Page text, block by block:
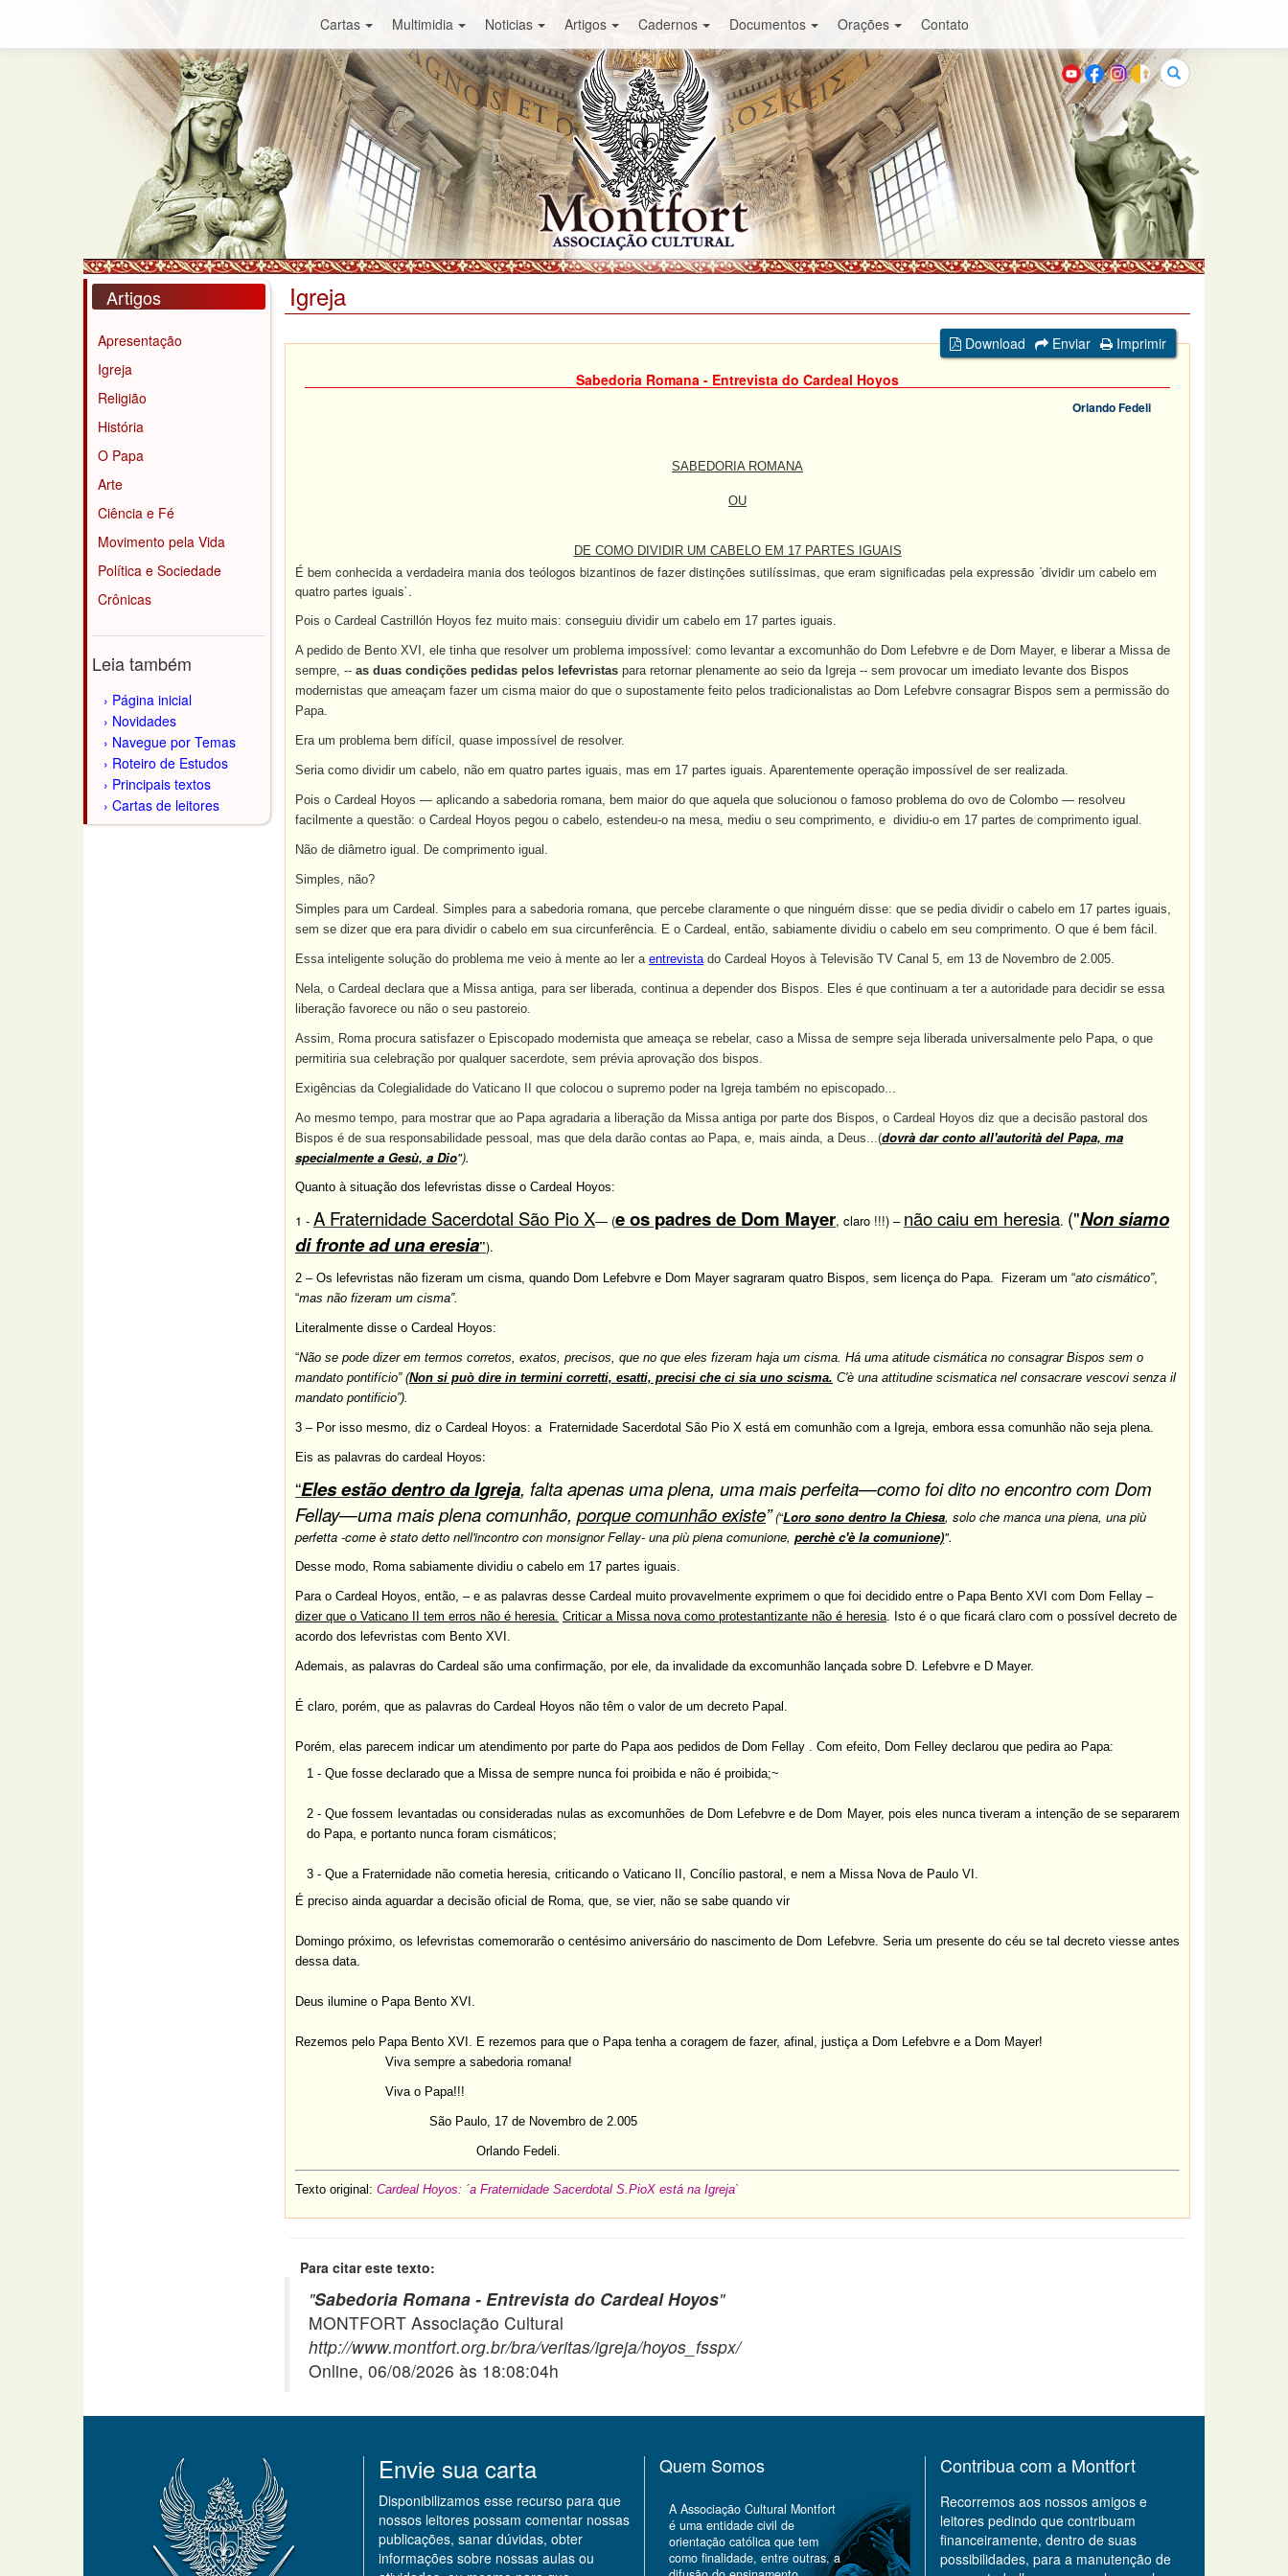
Cartas Multimidia Noticias Artigos Cadernos Documentos Orações Contato
Buscar
Artigos
Apresentação
Igreja
Religião
História
O Papa
Arte
Ciência e Fé
Movimento pela Vida
Política e Sociedade
Crônicas
Leia também
Página inicial
Novidades
Navegue por Temas
Roteiro de Estudos
Principais textos
Cartas de leitores
Igreja
Download Enviar
Imprimir
Sabedoria Romana - Entrevista do Cardeal Hoyos
Orlando Fedeli
SABEDORIA ROMANA
OU
DE COMO DIVIDIR UM CABELO EM 17 PARTES IGUAIS
É bem conhecida a verdadeira mania dos teólogos bizantinos de fazer distinções sutilíssimas, que eram significadas pela expressão ´dividir um cabelo em
quatro partes iguais`.
Pois o Cardeal Castrillón Hoyos fez muito mais: conseguiu dividir um cabelo em 17 partes iguais.
A pedido de Bento XVI, ele tinha que resolver um problema impossível: como levantar a excomunhão do Dom Lefebvre e de Dom Mayer, e liberar a Missa de
sempre, -- as duas condições pedidas pelos lefevristas para retornar plenamente ao seio da Igreja -- sem provocar um imediato levante dos Bispos
modernistas que ameaçam fazer um cisma maior do que o supostamente feito pelos tradicionalistas ao Dom Lefebvre consagrar Bispos sem a permissão do
Papa.
Era um problema bem difícil, quase impossível de resolver.
Seria como dividir um cabelo, não em quatro partes iguais, mas em 17 partes iguais. Aparentemente operação impossível de ser realizada.
Pois o Cardeal Hoyos — aplicando a sabedoria romana, bem maior do que aquela que solucionou o famoso problema do ovo de Colombo — resolveu
facilmente a questão: o Cardeal Hoyos pegou o cabelo, estendeu-o na mesa, mediu o seu comprimento, e dividiu-o em 17 partes de comprimento igual.
Não de diâmetro igual. De comprimento igual.
Simples, não?
Simples para um Cardeal. Simples para a sabedoria romana, que percebe claramente o que ninguém disse: que se pedia dividir o cabelo em 17 partes iguais,
sem se dizer que era para dividir o cabelo em sua circunferência. E o Cardeal, então, sabiamente dividiu o cabelo em seu comprimento. O que é bem fácil.
Essa inteligente solução do problema me veio à mente ao ler a entrevistado Cardeal Hoyos à Televisão TV Canal 5, em 13 de Novembro de 2.005.
Nela, o Cardeal declara que a Missa antiga, para ser liberada, continua a depender dos Bispos. Eles é que continuam a ter a autoridade para decidir se essa
liberação favorece ou não o seu pastoreio.
Assim, Roma procura satisfazer o Episcopado modernista que ameaça se rebelar, caso a Missa de sempre seja liberada universalmente pelo Papa, o que
permitiria sua celebração por qualquer sacerdote, sem prévia aprovação dos bispos.
Exigências da Colegialidade do Vaticano II que colocou o supremo poder na Igreja também no episcopado...
Ao mesmo tempo, para mostrar que ao Papa agradaria a liberação da Missa antiga por parte dos Bispos, o Cardeal Hoyos diz que a decisão pastoral dos
Bispos é de sua responsabilidade pessoal, mas que dela darão contas ao Papa, e, mais ainda, a Deus...(dovrà dar conto all'autorità del Papa, ma
specialmente a Gesù, a Dio").
Quanto à situação dos lefevristas disse o Cardeal Hoyos:
1 - A Fraternidade Sacerdotal São Pio X— (e os padres de Dom Mayer, claro !!!) – não caiu em heresia. ("Non siamo
di fronte ad una eresia”).
2 – Os lefevristas não fizeram um cisma, quando Dom Lefebvre e Dom Mayer sagraram quatro Bispos, sem licença do Papa. Fizeram um “ato cismático”,
“mas não fizeram um cisma”.
Literalmente disse o Cardeal Hoyos:
“Não se pode dizer em termos corretos, exatos, precisos, que no que eles fizeram haja um cisma. Há uma atitude cismática no consagrar Bispos sem o
mandato pontifício” (Non si può dire in termini corretti, esatti, precisi che ci sia uno scisma. C'è una attitudine scismatica nel consacrare vescovi senza il
mandato pontificio”).
3 – Por isso mesmo, diz o Cardeal Hoyos: a Fraternidade Sacerdotal São Pio X está em comunhão com a Igreja, embora essa comunhão não seja plena.
Eis as palavras do cardeal Hoyos:
“Eles estão dentro da Igreja, falta apenas uma plena, uma mais perfeita—como foi dito no encontro com Dom
Fellay—uma mais plena comunhão, porque comunhão existe”(“Loro sono dentro la Chiesa, solo che manca una piena, una più
perfetta -come è stato detto nell'incontro con monsignor Fellay- una più piena comunione, perchè c'è la comunione)".
Desse modo, Roma sabiamente dividiu o cabelo em 17 partes iguais.
Para o Cardeal Hoyos, então, – e as palavras desse Cardeal muito provavelmente exprimem o que foi decidido entre o Papa Bento XVI com Dom Fellay –
dizer que o Vaticano II tem erros não é heresia. Criticar a Missa nova como protestantizante não é heresia. Isto é o que ficará claro com o possível decreto de
acordo dos lefevristas com Bento XVI.
Ademais, as palavras do Cardeal são uma confirmação, por ele, da invalidade da excomunhão lançada sobre D. Lefebvre e D Mayer.
É claro, porém, que as palavras do Cardeal Hoyos não têm o valor de um decreto Papal.
Porém, elas parecem indicar um atendimento por parte do Papa aos pedidos de Dom Fellay . Com efeito, Dom Felley declarou que pedira ao Papa:
1 - Que fosse declarado que a Missa de sempre nunca foi proibida e não é proibida;~
2 - Que fossem levantadas ou consideradas nulas as excomunhões de Dom Lefebvre e de Dom Mayer, pois eles nunca tiveram a intenção de se separarem
do Papa, e portanto nunca foram cismáticos;
3 - Que a Fraternidade não cometia heresia, criticando o Vaticano II, Concílio pastoral, e nem a Missa Nova de Paulo VI.
É preciso ainda aguardar a decisão oficial de Roma, que, se vier, não se sabe quando vir
Domingo próximo, os lefevristas comemorarão o centésimo aniversário do nascimento de Dom Lefebvre. Seria um presente do céu se tal decreto viesse antes
dessa data.
Deus ilumine o Papa Bento XVI.
Rezemos pelo Papa Bento XVI. E rezemos para que o Papa tenha a coragem de fazer, afinal, justiça a Dom Lefebvre e a Dom Mayer!
Viva sempre a sabedoria romana!
Viva o Papa!!!
São Paulo, 17 de Novembro de 2.005
Orlando Fedeli.
Texto original: Cardeal Hoyos: ´a Fraternidade Sacerdotal S.PioX está na Igreja`
Para citar este texto:
"Sabedoria Romana - Entrevista do Cardeal Hoyos"
MONTFORT Associação Cultural
http://www.montfort.org.br/bra/veritas/igreja/hoyos_fsspx/
Online, 06/08/2026 às 18:08:04h
Envie sua carta
Disponibilizamos esse recurso para que
nossos leitores possam comentar nossas
publicações, sanar dúvidas, obter
informações sobre nossas aulas ou
Quem Somos
A Associação Cultural Montfort
é uma entidade civil de
orientação católica que tem
como finalidade, entre outras, a
Contribua com a Montfort
Recorremos aos nossos amigos e
leitores pedindo que contribuam
financeiramente, dentro de suas
possibilidades, para a manutenção de